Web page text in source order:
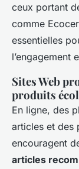
ceux portant
comme
essentielles
l’engagement
Sites Web
produits
En ligne, des
articles et des
encouragent
articles